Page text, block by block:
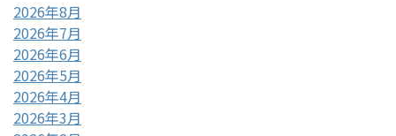
2026年8月
2026年7月
2026年6月
2026年5月
2026年4月
2026年3月